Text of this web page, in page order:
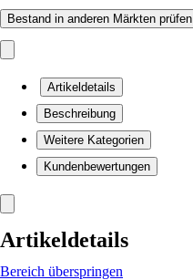
Bestand in anderen Märkten prüfen
Artikeldetails
Beschreibung
Weitere Kategorien
Kundenbewertungen
Artikeldetails
Bereich überspringen